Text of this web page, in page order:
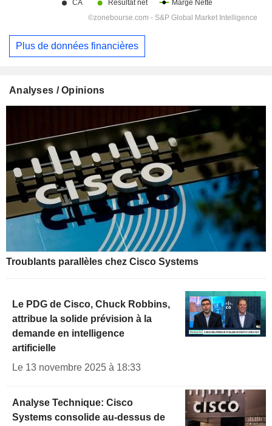
Plus de données financières
Analyses / Opinions
Troublants parallèles chez Cisco Systems
Le PDG de Cisco, Chuck Robbins,
attribue la solide prévision à la
demande en intelligence
artificielle
Le 13 novembre 2025 à 18:33
Analyse Technique: Cisco
Systems consolide au-dessus de